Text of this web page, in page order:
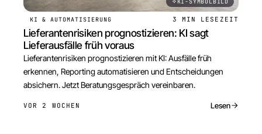
KI-SYMBOLBILD
KI & AUTOMATISIERUNG 3 MIN LESEZEIT
Lieferantenrisiken prognostizieren: KI sagt
Lieferausfälle früh voraus
Lieferantenrisiken prognostizieren mit KI: Ausfälle früh
erkennen, Reporting automatisieren und Entscheidungen
absichern. Jetzt Beratungsgespräch vereinbaren.
VOR 2 WOCHEN Lesen